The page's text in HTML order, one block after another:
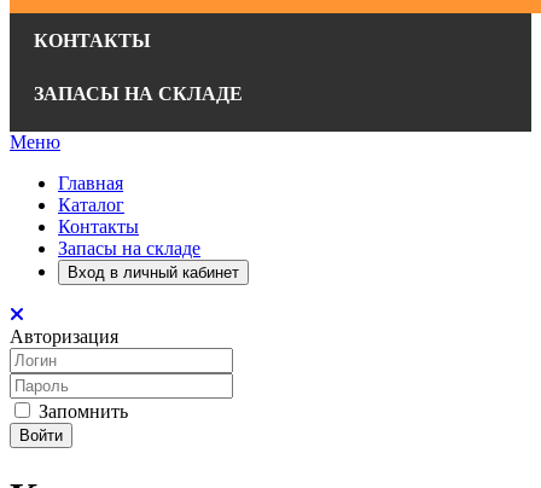
КОНТАКТЫ
ЗАПАСЫ НА СКЛАДЕ
Меню
Главная
Каталог
Контакты
Запасы на складе
Вход в личный кабинет
Авторизация
Запомнить
Войти